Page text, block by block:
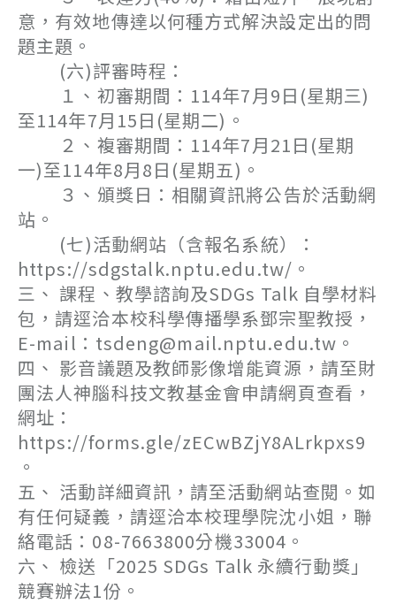
意，有效地傳達以何種方式解決設定出的問
題主題。
(六)評審時程：
１、初審期間：114年7月9日(星期三)
至114年7月15日(星期二)。
２、複審期間：114年7月21日(星期
一)至114年8月8日(星期五)。
３、頒獎日：相關資訊將公告於活動網
站。
(七)活動網站（含報名系統）：
https://sdgstalk.nptu.edu.tw/。
三、 課程、教學諮詢及SDGs Talk 自學材料
包，請逕洽本校科學傳播學系鄧宗聖教授，
E-mail：tsdeng@mail.nptu.edu.tw。
四、 影音議題及教師影像增能資源，請至財
團法人神腦科技文教基金會申請網頁查看，
網址：
https://forms.gle/zECwBZjY8ALrkpxs9
。
五、 活動詳細資訊，請至活動網站查閱。如
有任何疑義，請逕洽本校理學院沈小姐，聯
絡電話：08-7663800分機33004。
六、 檢送「2025 SDGs Talk 永續行動獎」
競賽辦法1份。